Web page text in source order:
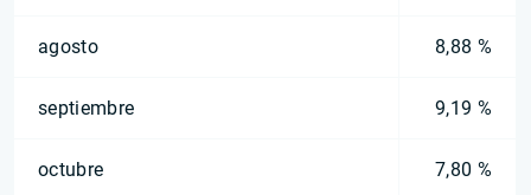
agosto 8,88 %
septiembre 9,19 %
octubre 7,80 %